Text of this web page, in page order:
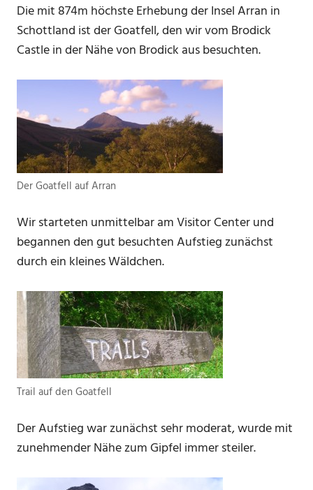
Die mit 874m höchste Erhebung der Insel Arran in
Schottland ist der Goatfell, den wir vom Brodick
Castle in der Nähe von Brodick aus besuchten.
Der Goatfell auf Arran
Wir starteten unmittelbar am Visitor Center und
begannen den gut besuchten Aufstieg zunächst
durch ein kleines Wäldchen.
Trail auf den Goatfell
Der Aufstieg war zunächst sehr moderat, wurde mit
zunehmender Nähe zum Gipfel immer steiler.